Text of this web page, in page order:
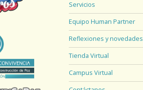
Servicios
Equipo Human Partner
Reflexiones y novedades
Tienda Virtual
Campus Virtual